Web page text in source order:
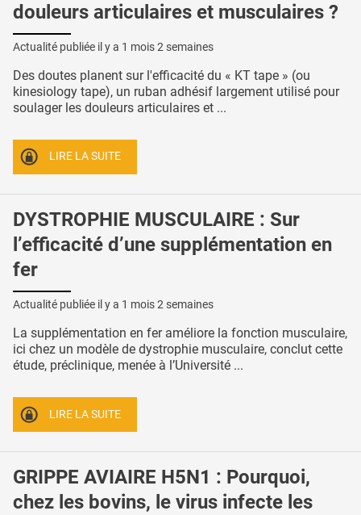
douleurs articulaires et musculaires ?
Actualité publiée il y a 1 mois 2 semaines
Des doutes planent sur l'efficacité du « KT tape » (ou
kinesiology tape), un ruban adhésif largement utilisé pour
soulager les douleurs articulaires et ...
LIRE LA SUITE
DYSTROPHIE MUSCULAIRE : Sur
l’efficacité d’une supplémentation en
fer
Actualité publiée il y a 1 mois 2 semaines
La supplémentation en fer améliore la fonction musculaire,
ici chez un modèle de dystrophie musculaire, conclut cette
étude, préclinique, menée à l’Université ...
LIRE LA SUITE
GRIPPE AVIAIRE H5N1 : Pourquoi,
chez les bovins, le virus infecte les